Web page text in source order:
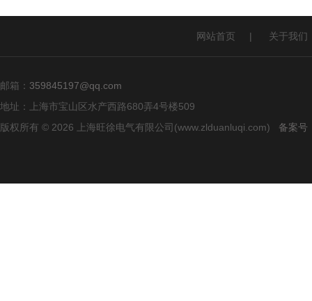
网站首页 | 关于我们
邮箱： 359845197@qq.com
地址：上海市宝山区水产西路680弄4号楼509
版权所有 © 2026 上海旺徐电气有限公司(www.zlduanluqi.com) 备案号